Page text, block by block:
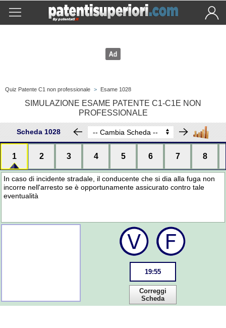
Quiz Patente C1 non professionale > Esame 1028
SIMULAZIONE ESAME PATENTE C1-C1E NON
PROFESSIONALE
Scheda 1028
1 2 3 4 5 6 7 8
In caso di incidente stradale, il conducente che si dia alla fuga non
incorre nell'arresto se è opportunamente assicurato contro tale
eventualità
19:54
Correggi
Scheda